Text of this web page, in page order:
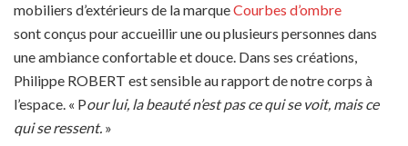
mobiliers d’extérieurs de la marqueCourbes d’ombre
sont conçus pour accueillir une ou plusieurs personnes dans
une ambiance confortable et douce. Dans ses créations,
Philippe ROBERT est sensible au rapport de notre corps à
l’espace. « Pour lui, labeauté n’est pas ce qui se voit, mais ce
qui se ressent. »